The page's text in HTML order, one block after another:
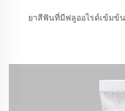
ยาสีฟันที่มีฟลูออไรด์เข้มข้